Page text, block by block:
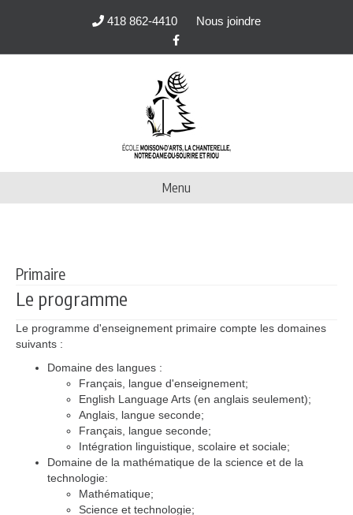
418 862-4410
Nous joindre
Facebook
Menu
Primaire
Le programme
Le programme d'enseignement primaire compte les domaines
suivants :
Domaine des langues :
Français, langue d'enseignement;
English Language Arts (en anglais seulement);
Anglais, langue seconde;
Français, langue seconde;
Intégration linguistique, scolaire et sociale;
Domaine de la mathématique de la science et de la
technologie:
Mathématique;
Science et technologie;